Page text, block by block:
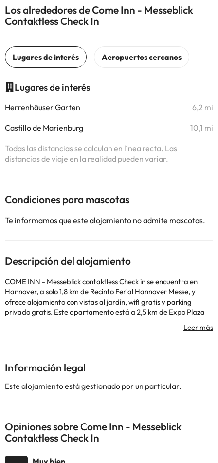
Los alrededores de Come Inn - Messeblick
Contaktless Check In
Lugares de interés
Herrenhäuser Garten 6,2 mi
Castillo de Marienburg 10,1 mi
Todas las distancias se calculan en línea recta. Las
distancias de viaje en la realidad pueden variar.
Condiciones para mascotas
Te informamos que este alojamiento no admite mascotas.
Descripción del alojamiento
COME INN - Messeblick contaktless Check in se encuentra en
Hannover, a solo 1,8 km de Recinto Ferial Hannover Messe, y
ofrece alojamiento con vistas al jardín, wifi gratis y parking
privado gratis. Este apartamento está a 2,5 km de Expo Plaza
cuenta con 1 dormitorio, 1 baño, ropa de cama, toallas, TV de
terraza solárium y zona de juegos infantil en el apartamento.
Lago Maschsee está a 4,8 km del alojamiento, y Estación Central
de Hannover está a 7,6 km. El aeropuerto (Aeropuerto de
Hannover) está a 18 km.
prevista de llegada. Para ello, puedes utilizar el apartado de
peticiones especiales al hacer la reserva o ponerte en contacto
directamente con el alojamiento. Los datos de contacto
aparecen en la confirmación de la reserva. Gestionado por un
Información legal
Este alojamiento está gestionado por un particular.
Opiniones sobre Come Inn - Messeblick
Contaktless Check In
Muy bien